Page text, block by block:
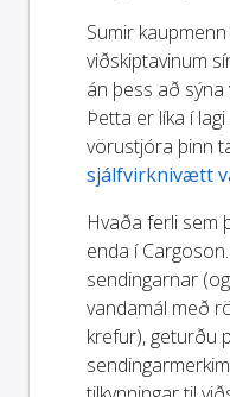
Sumir
viðskiptavinum
án þess að sýna
Þetta er líka í
vörustjóra þinn
sjálfvirknivætt
Hvaða ferli sem
enda í
sendingarnar
vandamál með
krefur), geturðu